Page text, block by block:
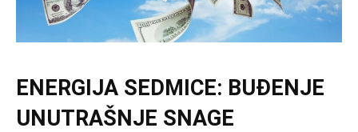
ENERGIJA SEDMICE: BUĐENJE
UNUTRAŠNJE SNAGE